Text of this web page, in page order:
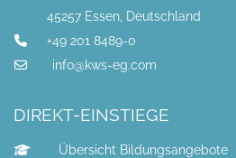
45257 Essen, Deutschland
+49 201 8489-0
info@kws-eg.com
DIREKT-EINSTIEGE
Übersicht Bildungsangebote